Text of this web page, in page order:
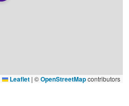
Leaflet | ©OpenStreetMapcontributors